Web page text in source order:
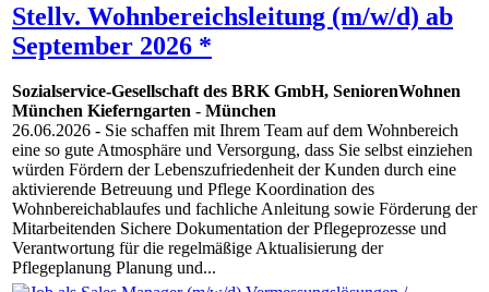
Stellv. Wohnbereichsleitung (m/w/d) ab
September 2026 *
Sozialservice-Gesellschaft des BRK GmbH, SeniorenWohnen
München Kieferngarten - München
26.06.2026 - Sie schaffen mit Ihrem Team auf dem Wohnbereich
eine so gute Atmosphäre und Versorgung, dass Sie selbst einziehen
würden Fördern der Lebenszufriedenheit der Kunden durch eine
aktivierende Betreuung und Pflege Koordination des
Wohnbereichablaufes und fachliche Anleitung sowie Förderung der
Mitarbeitenden Sichere Dokumentation der Pflegeprozesse und
Verantwortung für die regelmäßige Aktualisierung der
Pflegeplanung Planung und...